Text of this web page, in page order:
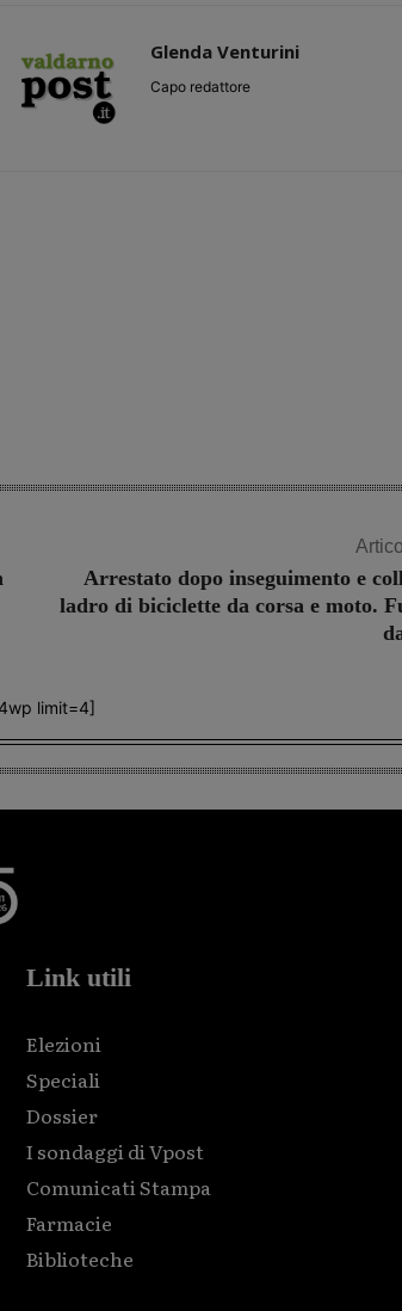
Glenda Venturini
Capo redattore
Arrestato dopo inseguimento e
ladro di biciclette da corsa e moto.
limit=4]
Link utili
Elezioni
Speciali
Dossier
I sondaggi di Vpost
Comunicati Stampa
Farmacie
Biblioteche